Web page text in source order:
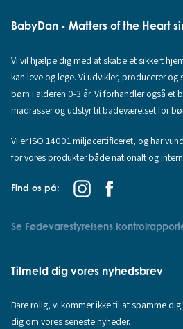
BabyDan - Matters of the Heart
Vi vil hjælpe dig med at skabe et sikkert
kan leve og lege. Vi udvikler, producerer
børn i alderen 0-3 år. Vi forhandler også et
madrasser og udstyr til badeværelset for
Vi er ISO 14001 miljøcertificeret, og har
for vores produkter både nationalt og
Find os på:
Se Fødevarestyrelsens
Tilmeld dig vores nyhedsbrev
Bare rolig, vi kommer ikke til at spamme
dig om vores seneste nyheder.